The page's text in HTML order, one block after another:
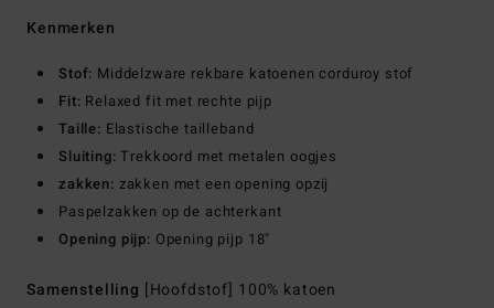
Kenmerken
Stof: Middelzware rekbare katoenen corduroy stof
Fit: Relaxed fit met rechte pijp
Taille: Elastische tailleband
Sluiting: Trekkoord met metalen oogjes
zakken: zakken met een opening opzij
Paspelzakken op de achterkant
Opening pijp: Opening pijp 18"
Samenstelling [Hoofdstof] 100% katoen